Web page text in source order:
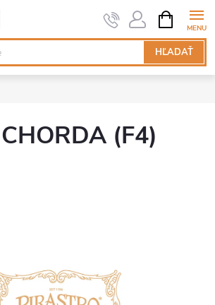
HĽADAŤ
KOŠÍK
(F4)